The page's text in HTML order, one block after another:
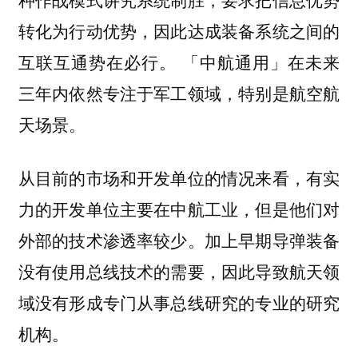
转化为行动优势，因此达成装备系统之间的
互联互通势在必行。 「中航通用」在未来
三年内依然专注于军工领域，特别是航空航
天场景。
从目前的市场和开发单位的情况来看，有实
力的开发单位主要在中航工业，但是他们对
外部的技术渗透率较少。加上早期导弹装备
没有使用总线技术的需要，因此导致航天领
域没有形成专门从事总线研究的专业的研究
机构。